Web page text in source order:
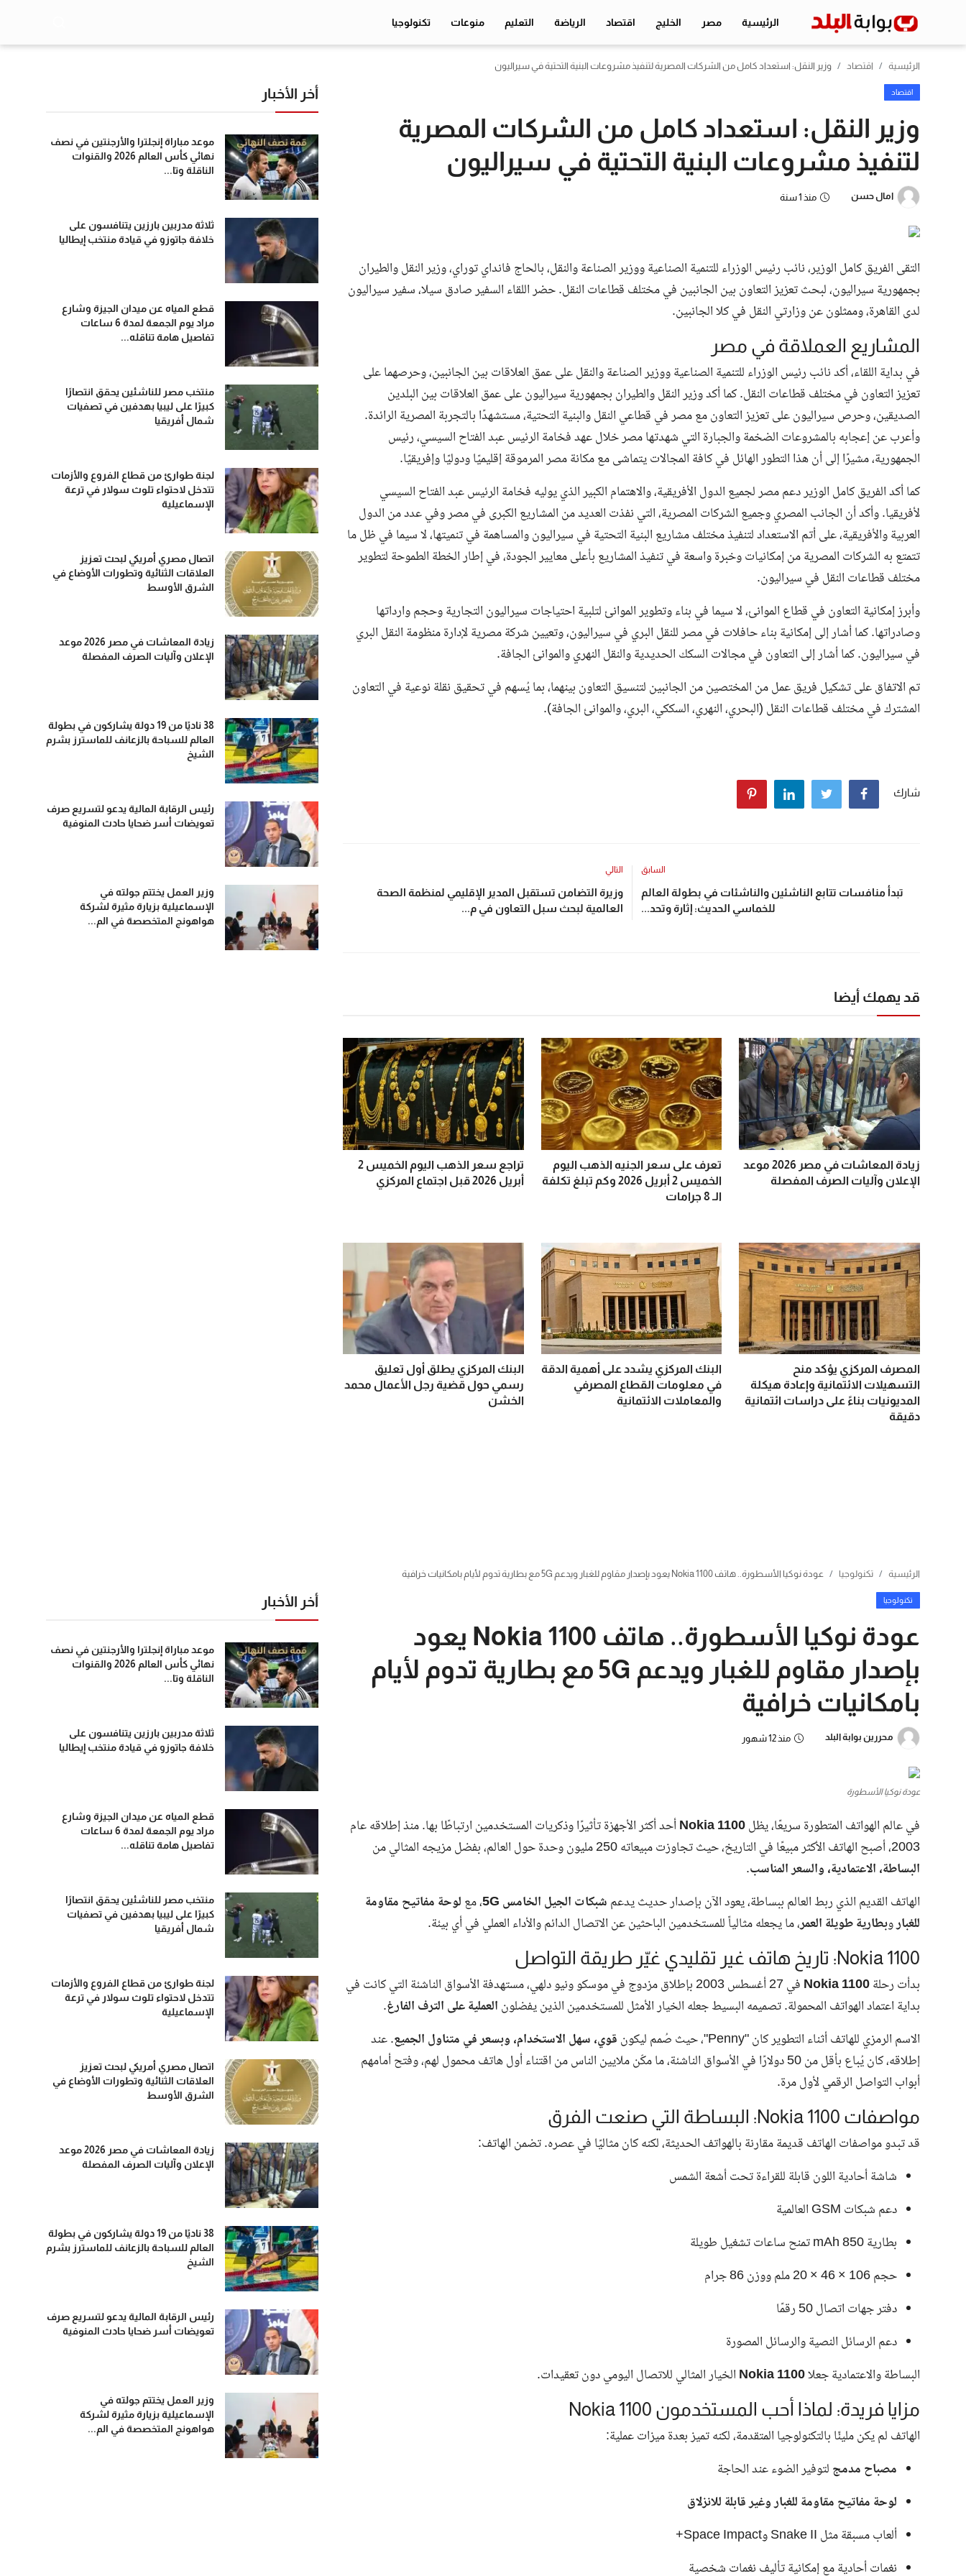
الرئيسية مصر الخليج اقتصاد الرياضة التعليم منوعات تكنولوجيا
تكنولوجيا
الرئيسية اقتصاد وزير النقل: استعداد كامل من الشركات المصرية لتنفيذ مشروعات البنية التحتية في سيراليون
اقتصاد
وزير النقل: استعداد كامل من الشركات المصرية
لتنفيذ مشروعات البنية التحتية في سيراليون
امال حسن منذ 1 سنة
التقى الفريق كامل الوزير، نائب رئيس الوزراء للتنمية الصناعية ووزير الصناعة والنقل، بالحاج فانداي توراي، وزير النقل والطيران
بجمهورية سيراليون، لبحث تعزيز التعاون بين الجانبين في مختلف قطاعات النقل. حضر اللقاء السفير صادق سيلا، سفير سيراليون
لدى القاهرة، وممثلون عن وزارتي النقل في كلا الجانبين.
المشاريع العملاقة في مصر
في بداية اللقاء، أكد نائب رئيس الوزراء للتنمية الصناعية ووزير الصناعة والنقل على عمق العلاقات بين الجانبين، وحرصهما على
تعزيز التعاون في مختلف قطاعات النقل. كما أكد وزير النقل والطيران بجمهورية سيراليون على عمق العلاقات بين البلدين
الصديقين، وحرص سيراليون على تعزيز التعاون مع مصر في قطاعي النقل والبنية التحتية، مستشهدًا بالتجربة المصرية الرائدة.
وأعرب عن إعجابه بالمشروعات الضخمة والجبارة التي شهدتها مصر خلال عهد فخامة الرئيس عبد الفتاح السيسي، رئيس
الجمهورية، مشيرًا إلى أن هذا التطور الهائل في كافة المجالات يتماشى مع مكانة مصر المرموقة إقليميًا ودوليًا وإفريقيًا.
كما أكد الفريق كامل الوزير دعم مصر لجميع الدول الأفريقية، والاهتمام الكبير الذي يوليه فخامة الرئيس عبد الفتاح السيسي
لأفريقيا. وأكد أن الجانب المصري وجميع الشركات المصرية، التي نفذت العديد من المشاريع الكبرى في مصر وفي عدد من الدول
العربية والأفريقية، على أتم الاستعداد لتنفيذ مختلف مشاريع البنية التحتية في سيراليون والمساهمة في تنميتها، لا سيما في ظل ما
تتمتع به الشركات المصرية من إمكانيات وخبرة واسعة في تنفيذ المشاريع بأعلى معايير الجودة، في إطار الخطة الطموحة لتطوير
مختلف قطاعات النقل في سيراليون.
وأبرز إمكانية التعاون في قطاع الموانئ، لا سيما في بناء وتطوير الموانئ لتلبية احتياجات سيراليون التجارية وحجم وارداتها
وصادراتها. كما أشار إلى إمكانية بناء حافلات في مصر للنقل البري في سيراليون، وتعيين شركة مصرية لإدارة منظومة النقل البري
في سيراليون. كما أشار إلى التعاون في مجالات السكك الحديدية والنقل النهري والموانئ الجافة.
تم الاتفاق على تشكيل فريق عمل من المختصين من الجانبين لتنسيق التعاون بينهما، بما يُسهم في تحقيق نقلة نوعية في التعاون
المشترك في مختلف قطاعات النقل (البحري، النهري، السككي، البري، والموانئ الجافة).
شارك
السابق
تبدأ منافسات تتابع الناشئين والناشئات في بطولة العالم
للخماسي الحديث: إثارة وتحد...
التالي
وزيرة التضامن تستقبل المدير الإقليمي لمنظمة الصحة
العالمية لبحث سبل التعاون في م...
قد يهمك أيضا
زيادة المعاشات في مصر 2026 موعد
الإعلان وآليات الصرف المفصلة
تعرف على سعر الجنيه الذهب اليوم
الخميس 2 أبريل 2026 وكم تبلغ تكلفة
الـ 8 جرامات
تراجع سعر الذهب اليوم الخميس 2
أبريل 2026 قبل اجتماع المركزي
المصرف المركزي يؤكد منح
التسهيلات الائتمانية وإعادة هيكلة
المديونيات بناءً على دراسات ائتمانية
دقيقة
البنك المركزي يشدد على أهمية الدقة
في معلومات القطاع المصرفي
والمعاملات الائتمانية
البنك المركزي يطلق أول تعليق
رسمي حول قضية رجل الأعمال محمد
الخشن
أخر الأخبار
موعد مباراة إنجلترا والأرجنتين في نصف
نهائي كأس العالم 2026 والقنوات
الناقلة وتا...
ثلاثة مدربين بارزين يتنافسون على
خلافة جاتوزو في قيادة منتخب إيطاليا
قطع المياه عن ميدان الجيزة وشارع
مراد يوم الجمعة لمدة 6 ساعات
تفاصيل هامة تناقله...
منتخب مصر للناشئين يحقق انتصارًا
كبيرًا على ليبيا بهدفين في تصفيات
شمال أفريقيا
لجنة طوارئ من قطاع الفروع والأزمات
تتدخل لاحتواء تلوث سولار في ترعة
الإسماعيلية
اتصال مصري أمريكي لبحث تعزيز
العلاقات الثنائية وتطورات الأوضاع في
الشرق الأوسط
زيادة المعاشات في مصر 2026 موعد
الإعلان وآليات الصرف المفصلة
38 ناديًا من 19 دولة يشاركون في بطولة
العالم للسباحة بالزعانف للماسترز بشرم
الشيخ
رئيس الرقابة المالية يدعو لتسريع صرف
تعويضات أسر ضحايا حادث المنوفية
وزير العمل يختتم جولته في
الإسماعيلية بزيارة مثيرة لشركة
هواهونج المتخصصة في الم...
الرئيسية تكنولوجيا عودة نوكيا الأسطورة.. هاتف Nokia 1100 يعود بإصدار مقاوم للغبار ويدعم 5G مع بطارية تدوم لأيام بامكانيات خرافية
تكنولوجيا
عودة نوكيا الأسطورة.. هاتف Nokia 1100 يعود
بإصدار مقاوم للغبار ويدعم 5G مع بطارية تدوم لأيام
بامكانيات خرافية
محررين بوابة البلد منذ 12 شهور
عودة نوكيا الأسطورة
في عالم الهواتف المتطورة سريعًا، يظلNokia 1100أحد أكثر الأجهزة تأثيرًا وذكريات المستخدمين ارتباطًا بها. منذ إطلاقه عام
2003، أصبح الهاتف الأكثر مبيعًا في التاريخ، حيث تجاوزت مبيعاته 250 مليون وحدة حول العالم، بفضل مزيجه المثالي من
البساطة، الاعتمادية، والسعر المناسب.
الهاتف القديم الذي ربط العالم ببساطة، يعود الآن بإصدار حديث يدعم شبكات الجيل الخامس 5G ، مع لوحة مفاتيح مقاومة
للغباروبطارية طويلة العمر، ما يجعله مثالياً للمستخدمين الباحثين عن الاتصال الدائم والأداء العملي في أي بيئة.
Nokia 1100: تاريخ هاتف غير تقليدي غيّر طريقة التواصل
بدأت رحلةNokia 1100
في 27 أغسطس 2003 بإطلاق مزدوج في موسكو ونيو دلهي، مستهدفة الأسواق الناشئة التي كانت في
بداية اعتماد الهواتف المحمولة. تصميمه البسيط جعله الخيار الأمثل للمستخدمين الذين يفضلون العملية على الترف الفارغ.
الاسم الرمزي للهاتف أثناء التطوير كان "Penny"، حيث صُمم ليكون
قوي، سهل الاستخدام، وبسعر في متناول الجميع. عند
إطلاقه، كان يُباع بأقل من 50 دولارًا في الأسواق الناشئة، ما مكّن ملايين الناس من اقتناء أول هاتف محمول لهم، وفتح أمامهم
أبواب التواصل الرقمي لأول مرة.
مواصفات Nokia 1100: البساطة التي صنعت الفرق
قد تبدو مواصفات الهاتف قديمة مقارنة بالهواتف الحديثة، لكنه كان مثاليًا في عصره. تضمن الهاتف:
شاشة أحادية اللون قابلة للقراءة تحت أشعة الشمس
دعم شبكات GSM العالمية
بطارية 850 mAh تمنح ساعات تشغيل طويلة
حجم 106 × 46 × 20 ملم ووزن 86 جرام
دفتر جهات اتصال 50 رقمًا
دعم الرسائل النصية والرسائل المصورة
البساطة والاعتمادية جعلاNokia 1100 الخيار المثالي للاتصال اليومي دون تعقيدات.
مزايا فريدة: لماذا أحب المستخدمون Nokia 1100
الهاتف لم يكن مليئًا بالتكنولوجيا المتقدمة، لكنه تميز بعدة ميزات عملية:
مصباح مدمج لتوفير الضوء عند الحاجة
لوحة مفاتيح مقاومة للغبار وغير قابلة للانزلاق
ألعاب مسبقة مثل Snake II وSpace Impact+
نغمات أحادية مع إمكانية تأليف نغمات شخصية
أخر الأخبار
موعد مباراة إنجلترا والأرجنتين في نصف
نهائي كأس العالم 2026 والقنوات
الناقلة وتا...
ثلاثة مدربين بارزين يتنافسون على
خلافة جاتوزو في قيادة منتخب إيطاليا
قطع المياه عن ميدان الجيزة وشارع
مراد يوم الجمعة لمدة 6 ساعات
تفاصيل هامة تناقله...
منتخب مصر للناشئين يحقق انتصارًا
كبيرًا على ليبيا بهدفين في تصفيات
شمال أفريقيا
لجنة طوارئ من قطاع الفروع والأزمات
تتدخل لاحتواء تلوث سولار في ترعة
الإسماعيلية
اتصال مصري أمريكي لبحث تعزيز
العلاقات الثنائية وتطورات الأوضاع في
الشرق الأوسط
زيادة المعاشات في مصر 2026 موعد
الإعلان وآليات الصرف المفصلة
38 ناديًا من 19 دولة يشاركون في بطولة
العالم للسباحة بالزعانف للماسترز بشرم
الشيخ
رئيس الرقابة المالية يدعو لتسريع صرف
تعويضات أسر ضحايا حادث المنوفية
وزير العمل يختتم جولته في
الإسماعيلية بزيارة مثيرة لشركة
هواهونج المتخصصة في الم...